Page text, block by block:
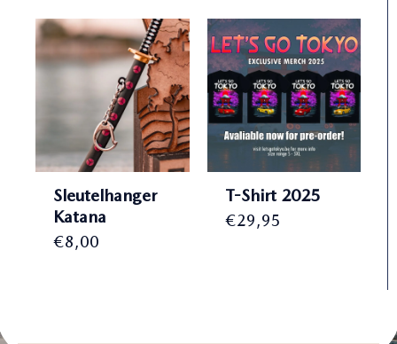
Sleutelhanger
Katana
€8,00
T-Shirt 2025
€29,95